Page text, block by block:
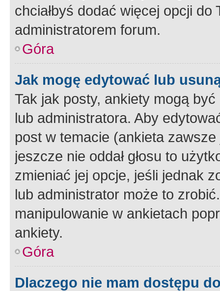
chciałbyś dodać więcej opcji
administratorem forum.
Góra
Jak mogę edytować lub
Tak jak posty, ankiety mogą
lub administratora. Aby
post w temacie (ankieta
jeszcze nie oddał głosu to
zmieniać jej opcje, jeśli jednak
lub administrator może to
manipulowanie w ankietach
ankiety.
Góra
Dlaczego nie mam dostępu